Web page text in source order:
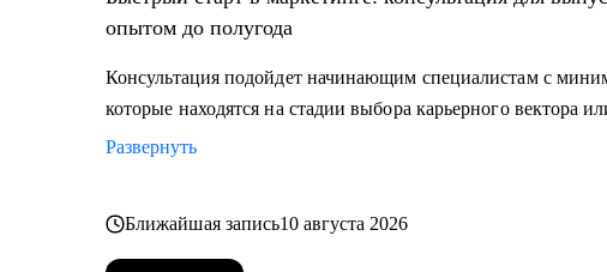
опытом до полугода
Консультация подойдет начинающим специалистам с
которые находятся на стадии выбора карьерного вектора
Развернуть
Ближайшая запись10 августа 2026